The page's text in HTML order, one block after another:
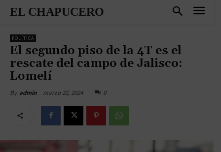
EL CHAPUCERO
POLÍTICA
El segundo piso de la 4T es el
rescate del campo de Jalisco:
Lomelí
By admin marzo 22, 2024 0